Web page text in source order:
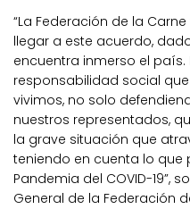
“La Federación de la
llegar a este acuerdo,
encuentra inmerso el país.
responsabilidad social
vivimos, no solo
nuestros representados,
la grave situación que
teniendo en cuenta lo que
Pandemia del COVID-19”,
General de la Federación